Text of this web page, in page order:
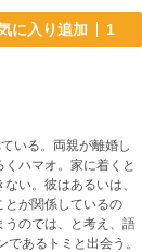
に入り追加 1
いる。両親が離婚し
ハマオ。家に着くと
い。彼はあるいは、
とが関係しているの
うのでは、と考え、語
あるトミと出会う。